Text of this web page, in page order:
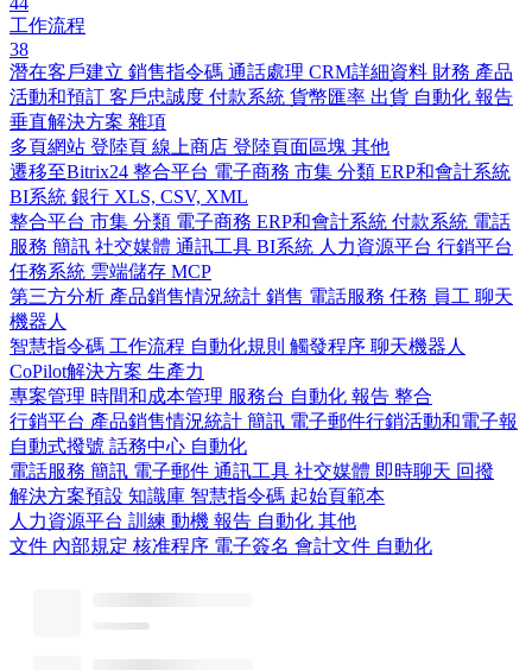
工作流程
38
潛在客戶建立 銷售指令碼 通話處理 CRM詳細資料 財務 產品
活動和預訂 客戶忠誠度 付款系統 貨幣匯率 出貨 自動化 報告
垂直解決方案 雜項
多頁網站 登陸頁 線上商店 登陸頁面區塊 其他
遷移至Bitrix24 整合平台 電子商務 市集 分類 ERP和會計系統
BI系統 銀行 XLS, CSV, XML
整合平台 市集 分類 電子商務 ERP和會計系統 付款系統 電話
服務 簡訊 社交媒體 通訊工具 BI系統 人力資源平台 行銷平台
任務系統 雲端儲存 MCP
第三方分析 產品銷售情況統計 銷售 電話服務 任務 員工 聊天
機器人
智慧指令碼 工作流程 自動化規則 觸發程序 聊天機器人
CoPilot解決方案 生產力
專案管理 時間和成本管理 服務台 自動化 報告 整合
行銷平台 產品銷售情況統計 簡訊 電子郵件行銷活動和電子報
自動式撥號 話務中心 自動化
電話服務 簡訊 電子郵件 通訊工具 社交媒體 即時聊天 回撥
解決方案預設 知識庫 智慧指令碼 起始頁範本
人力資源平台 訓練 動機 報告 自動化 其他
文件 內部規定 核准程序 電子簽名 會計文件 自動化